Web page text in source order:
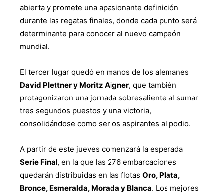
abierta y promete una apasionante definición
durante las regatas finales, donde cada punto será
determinante para conocer al nuevo campeón
mundial.
El tercer lugar quedó en manos de los alemanes
David Plettner y Moritz Aigner, que también
protagonizaron una jornada sobresaliente al sumar
tres segundos puestos y una victoria,
consolidándose como serios aspirantes al podio.
A partir de este jueves comenzará la esperada
Serie Final, en la que las 276 embarcaciones
quedarán distribuidas en las flotas Oro, Plata,
Bronce, Esmeralda, Morada y Blanca. Los mejores